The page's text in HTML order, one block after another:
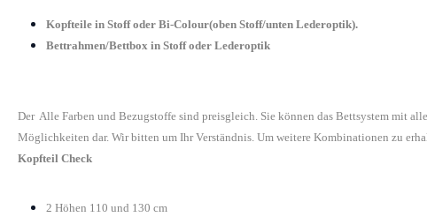
Kopfteile in Stoff oder Bi-Colour(oben Stoff/unten Lederoptik).
Bettrahmen/Bettbox in Stoff oder Lederoptik
Der Alle Farben und Bezugstoffe sind preisgleich. Sie können das Bettsystem mit
Möglichkeiten dar. Wir bitten um Ihr Verständnis. Um weitere Kombinationen zu
Kopfteil Check
2 Höhen 110 und 130 cm